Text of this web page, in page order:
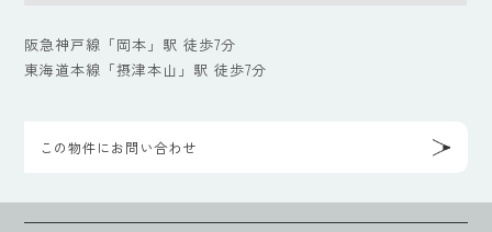
阪急神戸線「岡本」駅 徒歩7分
東海道本線「摂津本山」駅 徒歩7分
この物件にお問い合わせ